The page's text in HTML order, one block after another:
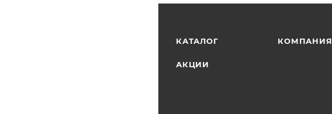
КАТАЛОГ
АКЦИИ
КОМПАНИЯ